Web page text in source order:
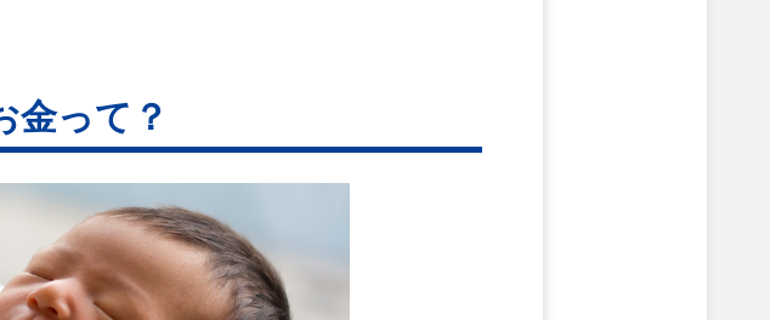
金って？